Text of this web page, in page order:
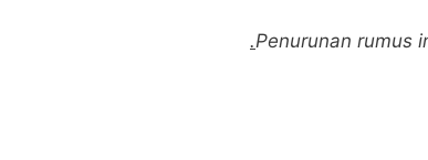
Penurunan rumus